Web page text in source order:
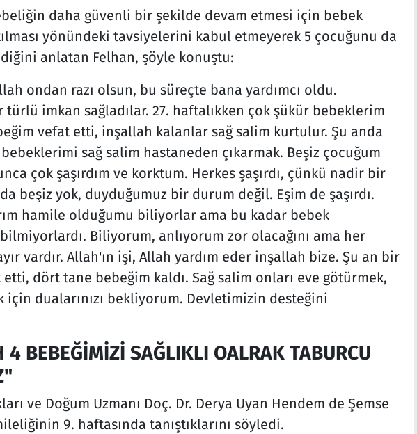
daha güvenli bir şekilde devam etmesi için bebek
yönündeki tavsiyelerini kabul etmeyerek 5 çocuğunu da
anlatan Felhan, şöyle konuştu:
ondan razı olsun, bu süreçte bana yardımcı oldu.
türlü imkan sağladılar. 27. haftalıkken çok şükür bebeklerim
vefat etti, inşallah kalanlar sağ salim kurtulur. Şu anda
sağ salim hastaneden çıkarmak. Beşiz çocuğum
çok şaşırdım ve korktum. Herkes şaşırdı, çünkü nadir bir
beşiz yok, duyduğumuz bir durum değil. Eşim de şaşırdı.
hamile olduğumu biliyorlar ama bu kadar bebek
bilmiyorlardı. Biliyorum, anlıyorum zor olacağını ama her
vardır. Allah'ın işi, Allah yardım eder inşallah bize. Şu an bir
dört tane bebeğim kaldı. Sağ salim onları eve götürmek,
için dualarınızı bekliyorum. Devletimizin desteğini
4 BEBEĞİMİZİ SAĞLIKLI OALRAK TABURCU
ve Doğum Uzmanı Doç. Dr. Derya Uyan Hendem de Şemse
9. haftasında tanıştıklarını söyledi.